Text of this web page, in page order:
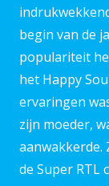
begin van de
populariteit
het Happy
ervaringen
zijn moeder,
aanwakkerde.
de Super RTL